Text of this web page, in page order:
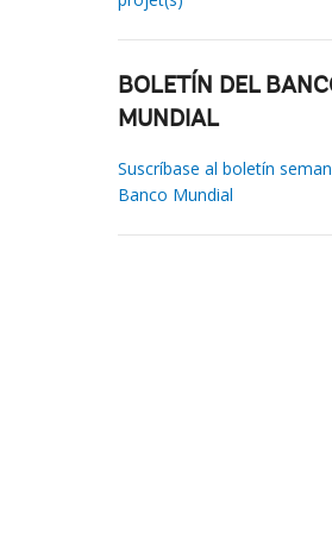
BOLETÍN DEL
MUNDIAL
Suscríbase al boletín
Banco Mundial